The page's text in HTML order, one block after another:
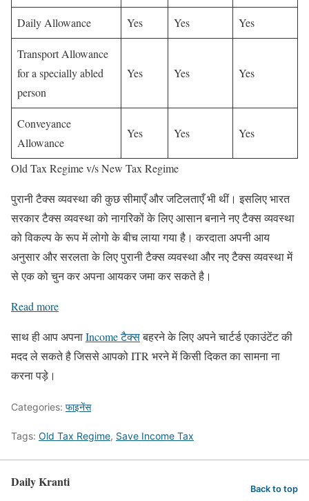
Daily Allowance Yes Yes Yes
Transport Allowance
for a specially abled
person
Yes Yes Yes
Conveyance
Allowance
Yes Yes Yes
Old Tax Regime v/s New Tax Regime
पुरानी टैक्स व्यवस्था की कुछ सीमाएँ और जटिलताएँ भी थीं। इसलिए भारत
सरकार टैक्स व्यवस्था को नागरिकों के लिए आसान बनाने नए टैक्स व्यवस्था
को विकल्प के रूप में लोगो के बीच लाया गया है। करदाता अपनी आय
अनुसार और सरलता के लिए पुरानी टैक्स व्यवस्था और नए टैक्स व्यवस्था में
से एक को चुन कर अपना आयकर जमा कर सकते है।
Read more
साथ ही आप अपनाIncome टैक्सबहरने के लिए अपने चार्टर्ड एकाउंटेंट की
मदद ले सकते है जिससे आपको ITR भरने में किसी दिकत का सामना ना
करना पड़े।
Categories: फाइनेंस
Tags: Old Tax Regime, Save Income Tax
Daily Kranti Back to top